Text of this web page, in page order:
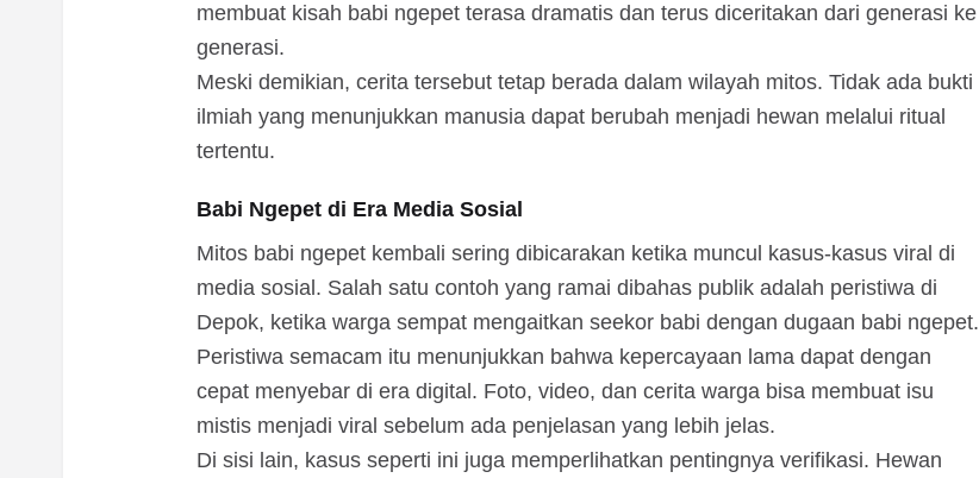
membuat kisah babi ngepet terasa dramatis dan terus diceritakan dari generasi ke
generasi.
Meski demikian, cerita tersebut tetap berada dalam wilayah mitos. Tidak ada bukti
ilmiah yang menunjukkan manusia dapat berubah menjadi hewan melalui ritual
tertentu.
Babi Ngepet di Era Media Sosial
Mitos babi ngepet kembali sering dibicarakan ketika muncul kasus-kasus viral di
media sosial. Salah satu contoh yang ramai dibahas publik adalah peristiwa di
Depok, ketika warga sempat mengaitkan seekor babi dengan dugaan babi ngepet.
Peristiwa semacam itu menunjukkan bahwa kepercayaan lama dapat dengan
cepat menyebar di era digital. Foto, video, dan cerita warga bisa membuat isu
mistis menjadi viral sebelum ada penjelasan yang lebih jelas.
Di sisi lain, kasus seperti ini juga memperlihatkan pentingnya verifikasi. Hewan